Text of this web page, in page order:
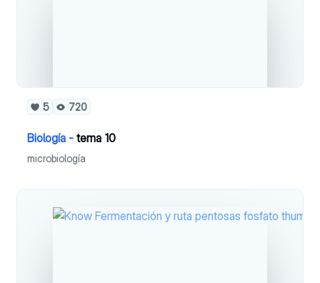
5 720
Biología - tema 10
microbiología